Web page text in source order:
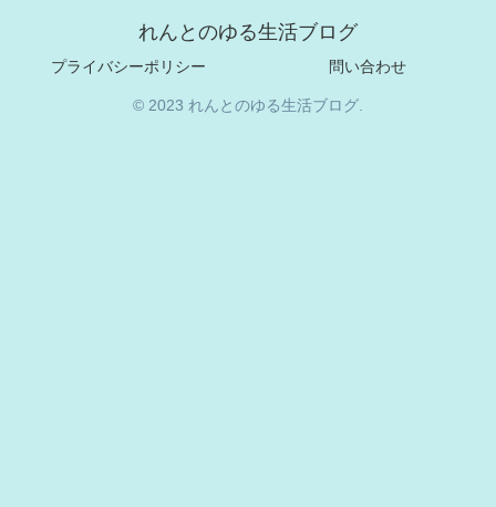
れんとのゆる生活ブログ
プライバシーポリシー 問い合わせ
© 2023 れんとのゆる生活ブログ.